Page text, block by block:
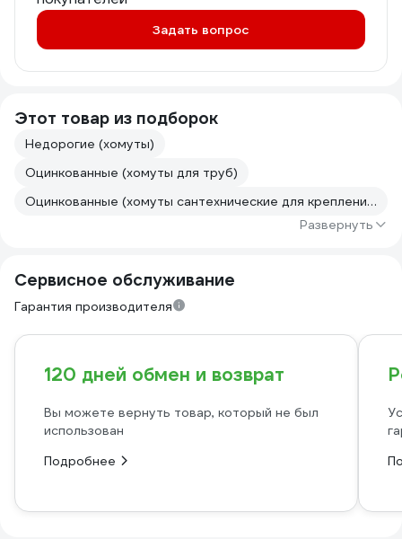
Задать вопрос
Этот товар из подборок
Недорогие (хомуты)
Оцинкованные (хомуты для труб)
Оцинкованные (хомуты сантехнические для крепления труб)
Развернуть
Сервисное обслуживание
Гарантия производителя
120 дней обмен и возврат
Вы можете вернуть товар, который не был
использован
Подробнее